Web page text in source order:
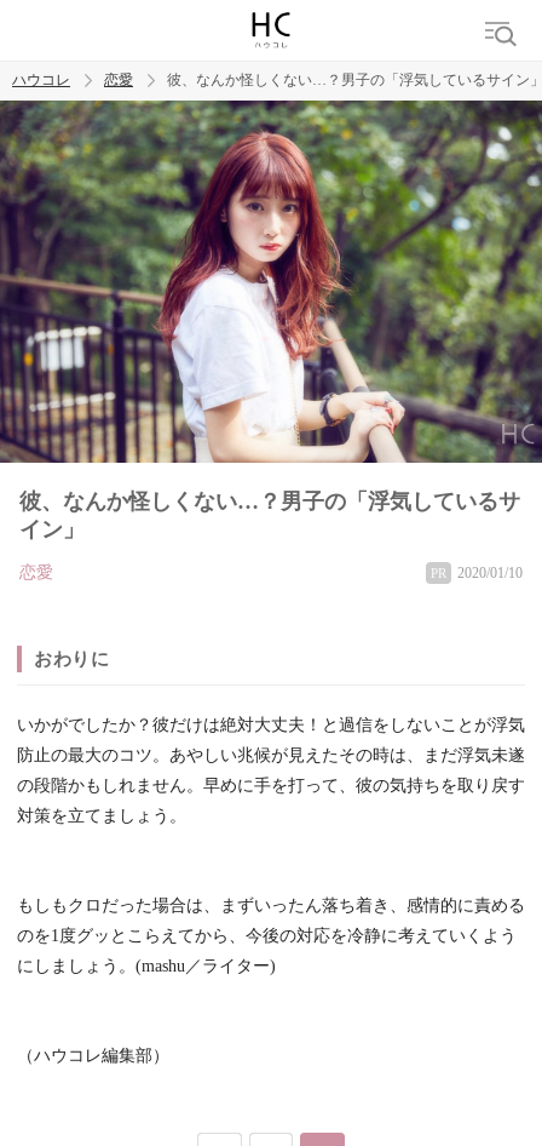
トレンド ワード
恋愛
ハウコレ 恋愛 彼、なんか怪しくない…？男子の「浮気しているサイン
彼、なんか怪しくない…？男子の「浮気しているサ
イン」
恋愛 PR 2020/01/10
おわりに
いかがでしたか？彼だけは絶対大丈夫！と過信をしないことが浮気
防止の最大のコツ。あやしい兆候が見えたその時は、まだ浮気未遂
の段階かもしれません。早めに手を打って、彼の気持ちを取り戻す
対策を立てましょう。
もしもクロだった場合は、まずいったん落ち着き、感情的に責める
のを1度グッとこらえてから、今後の対応を冷静に考えていくよう
にしましょう。(mashu／ライター)
（ハウコレ編集部）